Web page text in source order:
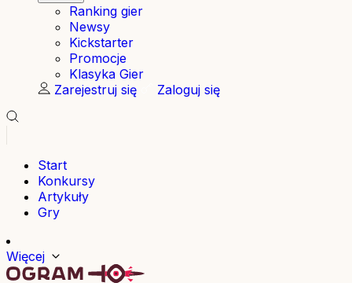
Ranking gier
Newsy
Kickstarter
Promocje
Klasyka Gier
Zarejestruj się
Zaloguj się
Start
Konkursy
Artykuły
Gry
Więcej